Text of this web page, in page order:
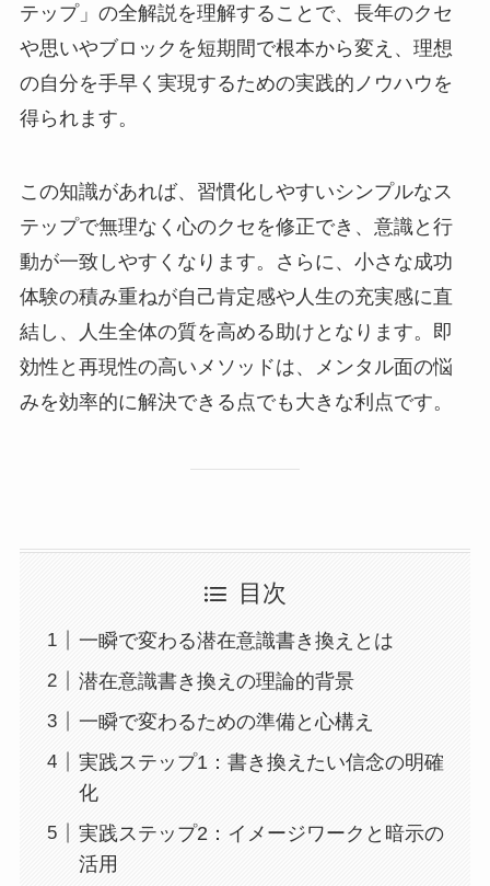
テップ」の全解説を理解することで、長年のクセ
や思いやブロックを短期間で根本から変え、理想
の自分を手早く実現するための実践的ノウハウを
得られます。
この知識があれば、習慣化しやすいシンプルなス
テップで無理なく心のクセを修正でき、意識と行
動が一致しやすくなります。さらに、小さな成功
体験の積み重ねが自己肯定感や人生の充実感に直
結し、人生全体の質を高める助けとなります。即
効性と再現性の高いメソッドは、メンタル面の悩
みを効率的に解決できる点でも大きな利点です。
目次
一瞬で変わる潜在意識書き換えとは
潜在意識書き換えの理論的背景
一瞬で変わるための準備と心構え
実践ステップ1：書き換えたい信念の明確
化
実践ステップ2：イメージワークと暗示の
活用